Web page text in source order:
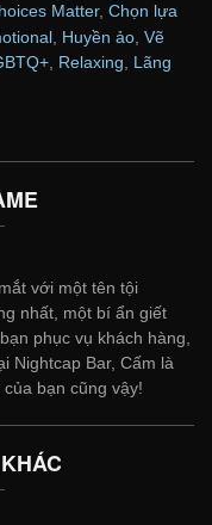
Matter, Chọn lựa
Huyền ảo Vẽ
Relaxing
Lãng
với một tên tội
nhất, một bí ẩn giết
phục vụ khách hàng,
Nightcap Bar, Cấm là
bạn cũng vậy!